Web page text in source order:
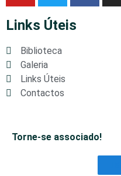
Links Úteis
Biblioteca
Galeria
Links Úteis
Contactos
Torne-se associado!